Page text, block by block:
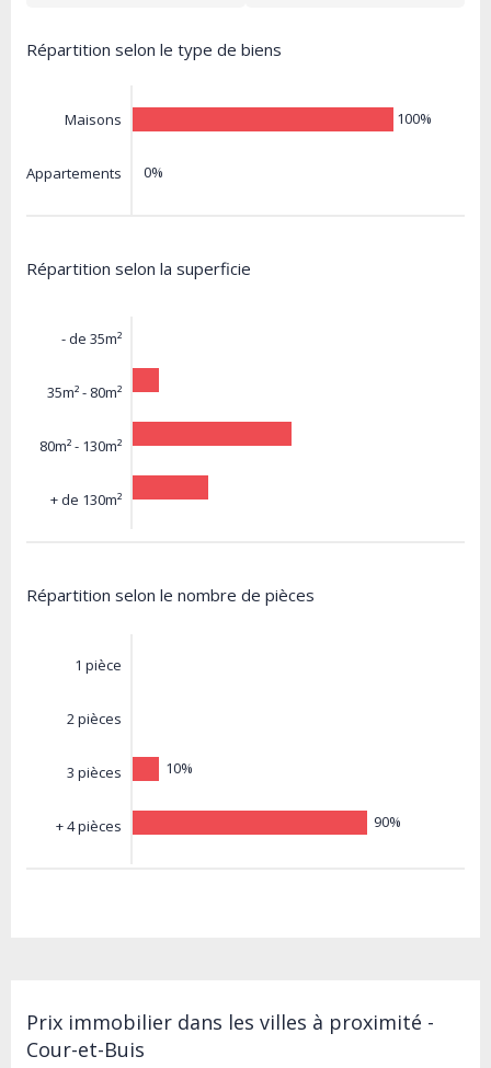
Répartition selon le type de biens
Maisons
Appartements
100%
0%
Répartition selon la superficie
- de 35m²
35m² - 80m²
80m² - 130m²
+ de 130m²
Répartition selon le nombre de pièces
1 pièce
2 pièces
3 pièces
+ 4 pièces
10%
90%
Prix immobilier dans les villes à proximité -
Cour-et-Buis